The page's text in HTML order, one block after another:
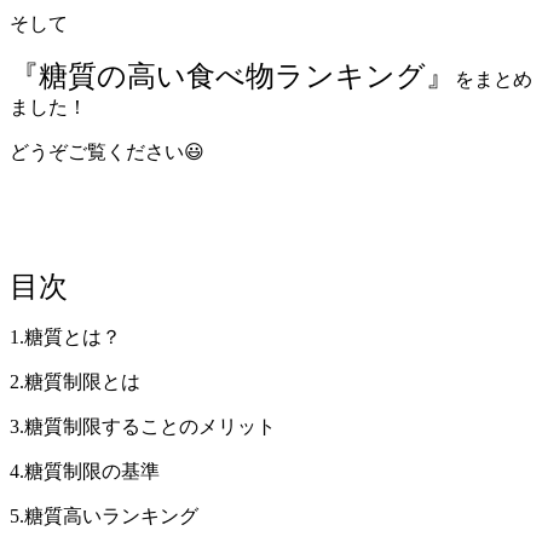
そして
『糖質の高い食べ物ランキング』
をまとめ
ました！
どうぞご覧ください😃
目次
1.糖質とは？
2.糖質制限とは
3.糖質制限することのメリット
4.糖質制限の基準
5.糖質高いランキング